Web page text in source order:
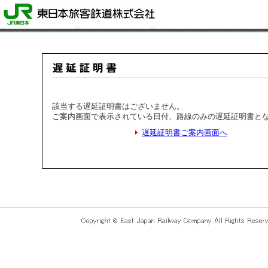
該当する遅延証明書はございません。
ご案内画面で表示されている日付、路線のみの遅延証明書と
遅延証明書ご案内画面へ